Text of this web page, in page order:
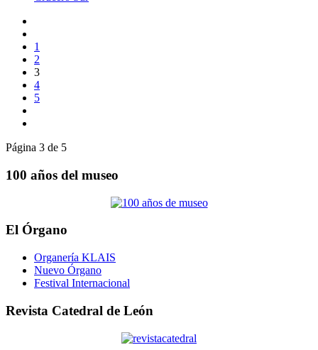
1
2
3
4
5
Página 3 de 5
100 años del museo
El Órgano
Organería KLAIS
Nuevo Órgano
Festival Internacional
Revista Catedral de León